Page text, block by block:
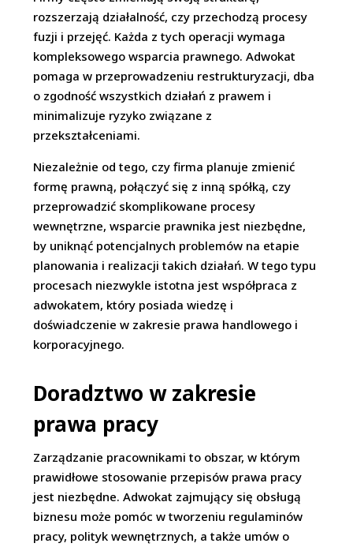
rozszerzają działalność, czy przechodzą procesy
fuzji i przejęć. Każda z tych operacji wymaga
kompleksowego wsparcia prawnego. Adwokat
pomaga w przeprowadzeniu restrukturyzacji, dba
o zgodność wszystkich działań z prawem i
minimalizuje ryzyko związane z
przekształceniami.
Niezależnie od tego, czy firma planuje zmienić
formę prawną, połączyć się z inną spółką, czy
przeprowadzić skomplikowane procesy
wewnętrzne, wsparcie prawnika jest niezbędne,
by uniknąć potencjalnych problemów na etapie
planowania i realizacji takich działań. W tego typu
procesach niezwykle istotna jest współpraca z
adwokatem, który posiada wiedzę i
doświadczenie w zakresie prawa handlowego i
korporacyjnego.
Doradztwo w zakresie
prawa pracy
Zarządzanie pracownikami to obszar, w którym
prawidłowe stosowanie przepisów prawa pracy
jest niezbędne. Adwokat zajmujący się obsługą
biznesu może pomóc w tworzeniu regulaminów
pracy, polityk wewnętrznych, a także umów o